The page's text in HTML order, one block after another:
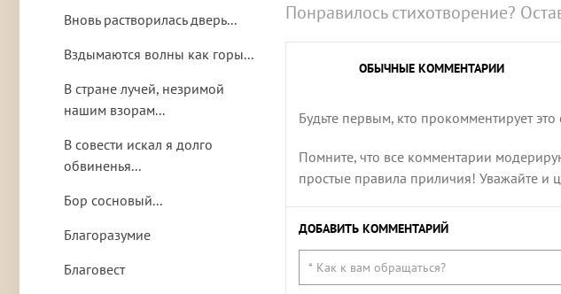
Вновь растворилась дверь...
Вздымаются волны как горы...
В стране лучей, незримой
нашим взорам...
В совести искал я долго
обвиненья...
Бор сосновый...
Благоразумие
Благовест
Понравилось стихотворение?
ОБЫЧНЫЕ КОММЕНТАРИИ
Будьте первым, кто прокомментирует это
Помните, что все комментарии
простые правила приличия! Уважайте и
ДОБАВИТЬ КОММЕНТАРИЙ